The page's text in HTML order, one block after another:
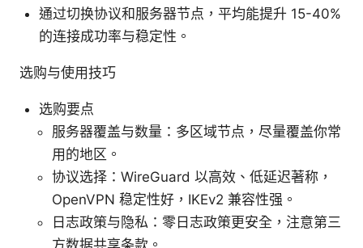
通过切换协议和服务器节点，平均能提升 15-40%
的连接成功率与稳定性。
选购与使用技巧
选购要点
服务器覆盖与数量：多区域节点，尽量覆盖你常
用的地区。
协议选择：WireGuard 以高效、低延迟著称，
OpenVPN 稳定性好，IKEv2 兼容性强。
日志政策与隐私：零日志政策更安全，注意第三
方数据共享条款。